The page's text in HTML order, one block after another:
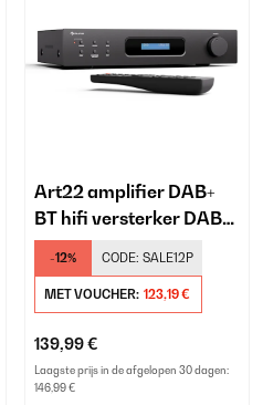
Art22 amplifier DAB+
BT hifi versterker DAB+/
FM radio 2 x 60 W
optische + coaxiale
ingang
bluetooth REC-out.
-12% CODE: SALE12P
MET VOUCHER: 123,19 €
139,99 €
Laagste prijs in de afgelopen 30 dagen:
146,99 €